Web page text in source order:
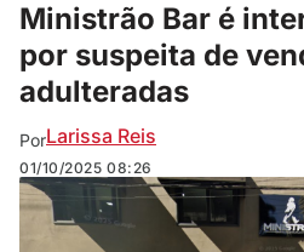
Ministrão Bar é
por suspeita de
adulteradas
PorLarissa Reis
01/10/2025 08:26